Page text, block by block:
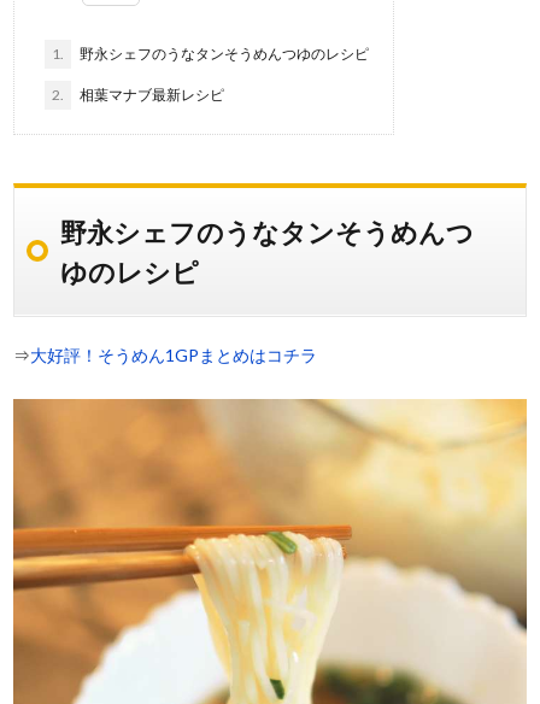
1. 野永シェフのうなタンそうめんつゆのレシピ
2. 相葉マナブ最新レシピ
野永シェフのうなタンそうめんつ
ゆのレシピ
⇒大好評！そうめん1GPまとめはコチラ